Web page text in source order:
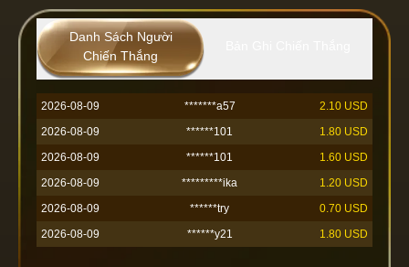
Danh Sách Người
Chiến Thắng
2026-08-09 ******168
2026-08-09
******999
2026-08-09
****orn
1.40 USD
2026-08-09
*******a57
2.10 USD
2026-08-09
******101
1.80 USD
2026-08-09
******101
1.60 USD
2026-08-09
*********ika
1.20 USD
2026-08-09
******try
0.70 USD
2026-08-09
******y21
1.80 USD